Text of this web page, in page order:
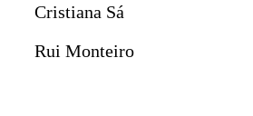
Cristiana Sá
Rui Monteiro